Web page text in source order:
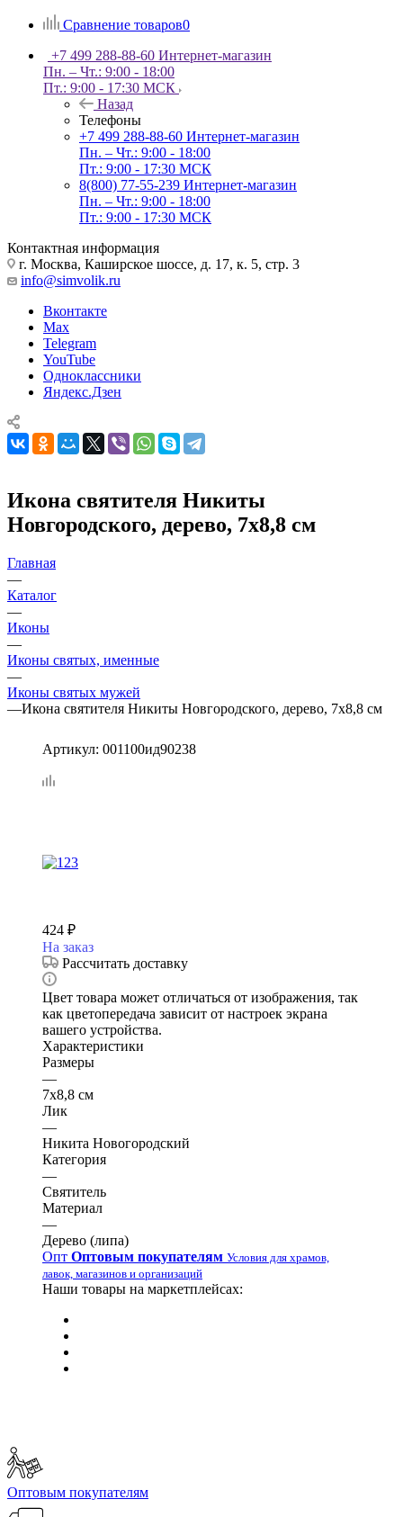
Сравнение товаров0
+7 499 288-88-60 Интернет-магазин
Пн. – Чт.: 9:00 - 18:00
Пт.: 9:00 - 17:30 МСК
Назад
Телефоны
+7 499 288-88-60 Интернет-магазин
Пн. – Чт.: 9:00 - 18:00
Пт.: 9:00 - 17:30 МСК
8(800) 77-55-239 Интернет-магазин
Пн. – Чт.: 9:00 - 18:00
Пт.: 9:00 - 17:30 МСК
Контактная информация
г. Москва, Каширское шоссе, д. 17, к. 5, стр. 3
info@simvolik.ru
Вконтакте
Max
Telegram
YouTube
Одноклассники
Яндекс.Дзен
Икона святителя Никиты
Новгородского, дерево, 7х8,8 см
Главная
—
Каталог
—
Иконы
—
Иконы святых, именные
—
Иконы святых мужей
—Икона святителя Никиты Новгородского, дерево, 7х8,8 см
Артикул: 001100ид90238
424 ₽
На заказ
Рассчитать доставку
Цвет товара может отличаться от изображения, так
как цветопередача зависит от настроек экрана
вашего устройства.
Характеристики
Размеры
—
7х8,8 см
Лик
—
Никита Новогородский
Категория
—
Святитель
Материал
—
Дерево (липа)
Опт Оптовым покупателям Условия для храмов,
лавок, магазинов и организаций
Наши товары на маркетплейсах:
Оптовым покупателям